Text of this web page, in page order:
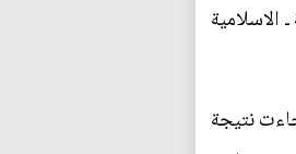
نتيجة